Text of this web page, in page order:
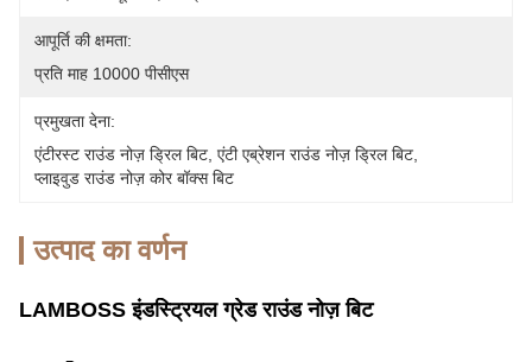
आपूर्ति की क्षमता:
प्रति माह 10000 पीसीएस
प्रमुखता देना:
एंटीरस्ट राउंड नोज़ ड्रिल बिट एंटी एब्रेशन राउंड नोज़ ड्रिल बिट
प्लाइवुड राउंड नोज़ कोर बॉक्स बिट
उत्पाद का वर्णन
LAMBOSS इंडस्ट्रियल ग्रेड राउंड नोज़ बिट